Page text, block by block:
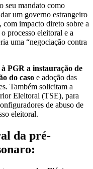
seu mandato como
um governo estrangeiro
impacto direto sobre a
processo eleitoral e a
uma “negociação contra
PGR a instauração de
do caso e adoção das
Também solicitam a
Eleitoral (TSE), para
de abuso de
eleitoral.
da pré-